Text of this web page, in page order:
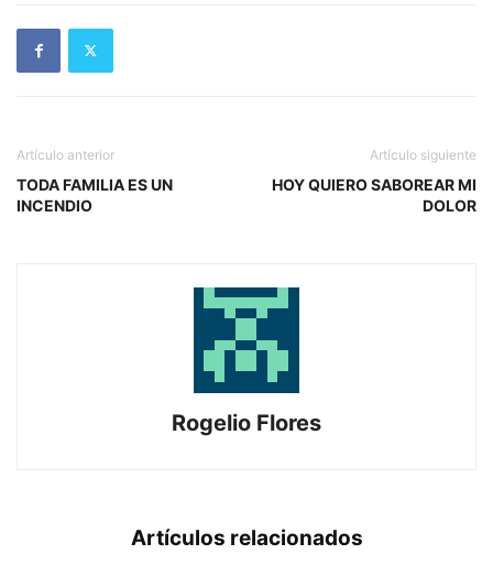
Artículo anterior
TODA FAMILIA ES UN
INCENDIO
Artículo siguiente
HOY QUIERO SABOREAR MI
DOLOR
Rogelio Flores
Artículos relacionados